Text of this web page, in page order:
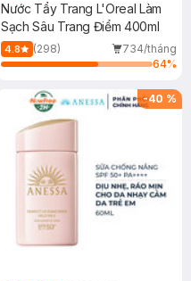
Nước Tẩy Trang L'Oreal Làm
Sạch Sâu Trang Điểm 400ml
4.8 (298)
734/tháng
64%
-40 %